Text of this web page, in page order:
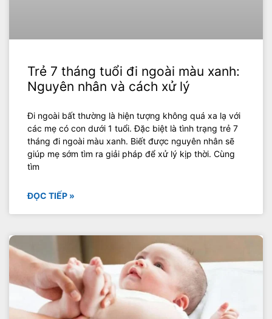
Trẻ 7 tháng tuổi đi ngoài màu xanh:
Nguyên nhân và cách xử lý
Đi ngoài bất thường là hiện tượng không quá xa lạ với
các mẹ có con dưới 1 tuổi. Đặc biệt là tình trạng trẻ 7
tháng đi ngoài màu xanh. Biết được nguyên nhân sẽ
giúp mẹ sớm tìm ra giải pháp để xử lý kịp thời. Cùng
tìm
ĐỌC TIẾP »